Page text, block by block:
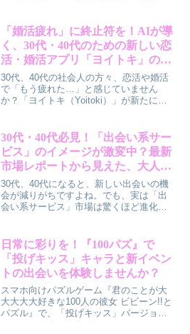
きます。意外な結果から見えてくる、好
感度アップのヒントを一緒に探りましょ
う。
「婚活疲れ」に終止符を！AIが導
く、30代・40代のための新しい恋
活・婚活アプリ「ヨイトキ」の魅
力
30代、40代の社会人の方々、恋活や婚活
で「もう疲れた…」と感じていません
か？「ヨイトキ（Yoitoki）」が新たに更
いをサポートします。プロフィール作成
のストレス、写真公開の不安、そして関
係が進まない「沈黙マッチ」や「とりあ
えずキープ」といった非効率な現状に、
賢作が本音で語ります。
30代・40代必見！「出会い系サー
ビス」のイメージが激変中？最新
市場レポートから見えた、大人の
ための新しい出会いの形
30代、40代になると、新しい出会いの機
会が減りがちですよね。でも、実は「出
会い系サービス」市場は驚くほど進化
レポートから、その実態と未来について
賢作が解説します。
日常に彩りを！『100パズ』で
「投げキッス」キャラと新イベン
トの出会いを体験しませんか？
スマホ向けパズルゲーム『君のことが大
大大大大好きな100人の彼女 ビビーン!!と
パズル』で、「投げキッス」バージョン